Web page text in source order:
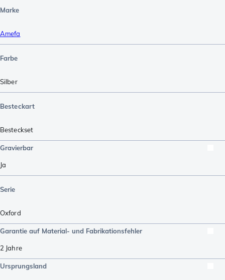
Marke
Amefa
Farbe
Silber
Besteckart
Besteckset
Gravierbar
Ja
Serie
Oxford
Garantie auf Material- und Fabrikationsfehler
2 Jahre
Ursprungsland